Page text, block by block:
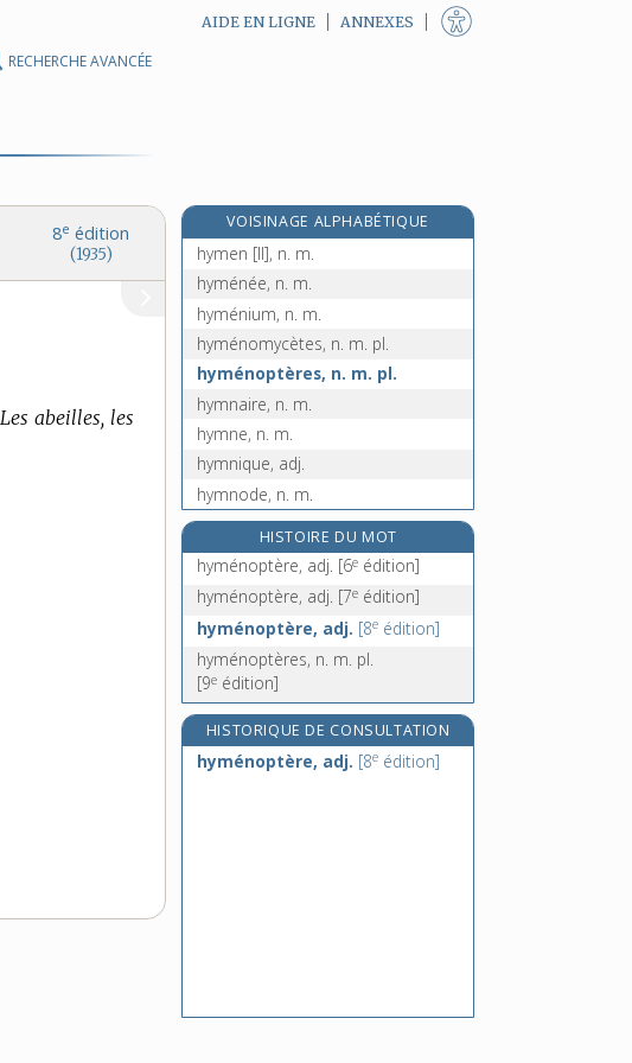
RECHERCHE AVANCÉE
AIDE EN LIGNE ANNEXES
8e édition
(1935)
Les abeilles, les
VOISINAGE ALPHABÉTIQUE
hymen [I], n. m.
hymen [II], n. m.
hyménée, n. m.
hyménium, n. m.
hyménomycètes, n. m. pl.
hyménoptères, n. m. pl.
hymnaire, n. m.
hymne, n. m.
hymnique, adj.
hymnode, n. m.
hymnologie, n. f.
hyoïde, adj.
hyoïdien, -ienne, adj.
hyosciame
e
édition]
hypallage, n. f.
HISTOIRE DU MOT
hyménoptère, adj. [6e édition]
hyménoptère, adj. [7e édition]
hyménoptère, adj. [8e édition]
hyménoptères, n. m. pl.
[9e édition]
HISTORIQUE DE CONSULTATION
hyménoptère, adj. [8e édition]